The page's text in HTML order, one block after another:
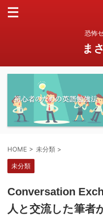
恐怖
ま
HOME > 未分類 >
未分類
Conversation
人と交流した筆者